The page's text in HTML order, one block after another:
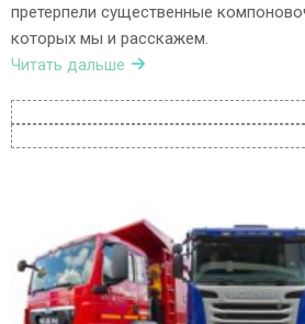
претерпели существенные
которых мы и расскажем.
Читать дальше